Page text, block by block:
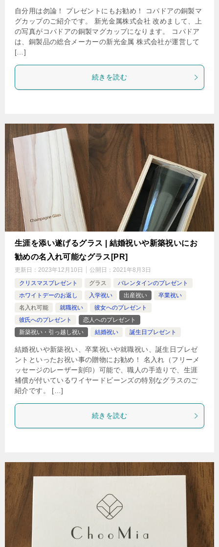
自分用は勿論！ プレゼントにもお勧め！ コパドアの銅製マ
グカップのご紹介です。 新光金属株式会社 改めまして、上
の写真がコパドアの銅製マグカップになります。 コパドア
は、銅製品の総合メーカーの新光金属 株式会社が運営して
[…]
続きを読む
生涯を添い遂げるグラス | 結婚祝いや新築祝いにお
勧めの名入れ可能なグラス[PR]
更新日： 2023年12月10日 公開日： 2021年8月3日
クリスマスプレゼント
グラス
バレンタインのプレゼント
ホワイトデーのお返し
入学祝い 出産祝い
卒業祝い
名入れ可能
就職祝い
彼女へのプレゼント
彼氏へのプレゼント
恋人へのプレゼント
新築祝い・引っ越し祝い
結婚祝い 誕生日プレゼント
結婚祝いや新築祝い、卒業祝いや就職祝い、誕生日プレゼ
ントといったお祝い事の贈物にお勧め！ 名入れ（フリーメ
ッセージのレーザー刻印）可能で、職人の手造りで、生涯
補償が付いているワイヤードビーンズの特別なグラスのご
紹介です。 […]
続きを読む